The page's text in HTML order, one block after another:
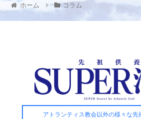
ホーム コラム
アトランティス教会以外の様々な先